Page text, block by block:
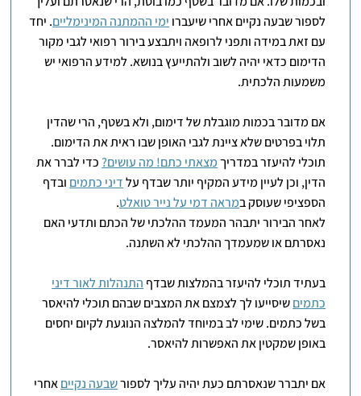
לספור שבעה נקיים אחרי שיעברו ימי ההמתנה המינימליים. יחד
עם זאת במידה ותפני לרופאה ויתבצע בירור רפואי לגבי מקור
הדימום כדאי יהיה לשוב ולהתייעץ בנושא. למידע הרפואי יש
משמעות הלכתית.
אם מדובר בכמות מוגבלת של דימום, ולא בשטף, הרי שהדין
תלוי בפרטים שלא ציינת לגבי האופן שבו ראית את הדימום.
תוכלי להיעזר במדריךמצאתי כתם! מה עושים?כדי לברר את
הדין, וכן לעיין מידע המקיף יותר שבדף עלדיני כתמים ובדף
הספציפי שעוסק במראה דמי על נייר טואלט.
לאחר הבירור יתבהר המעמד ההלכתי של הכתם ותדעי האם
נאסרתם או שמעמדך ההלכתי לא השתנה.
בעתיד תוכלי להיעזר בהמלצות שבדף התנהלות לאור דיני
כתמיםשיסייעו לך לצמצם את המצבים שבהם תוכלי להיאסר
בשל כתמים. שימי לב במיוחד להמלצה הנוגעת לקיום יחסים
באופן שמקטין את האפשרות להיאסר.
אם יתברר שנאסרתם כעת יהיה עליך לספורשבעה נקייםאחרי